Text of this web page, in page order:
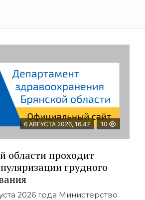
6 АВГУСТА 2026, 16:47 10
области проходит
грудного
2026 года Министерство